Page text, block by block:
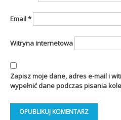
Email*
Witryna internetowa
Zapisz moje dane, adres e-mail i
wypełnić dane podczas pisania